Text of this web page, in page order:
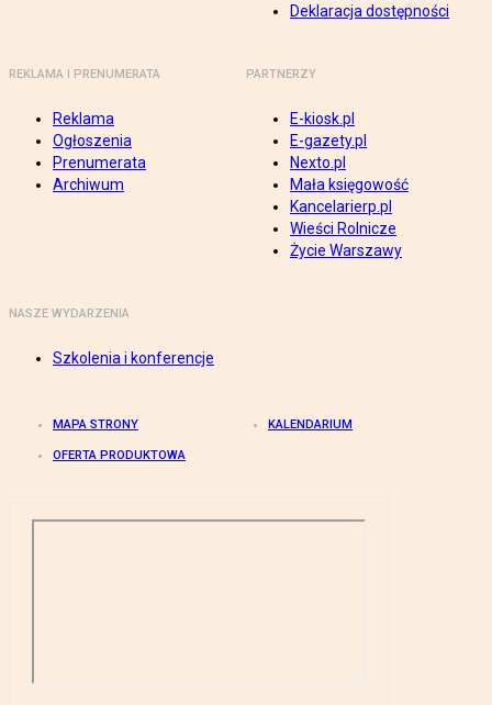
Deklaracja dostępności
REKLAMA I PRENUMERATA
Reklama
Ogłoszenia
Prenumerata
Archiwum
PARTNERZY
E-kiosk.pl
E-gazety.pl
Nexto.pl
Mała księgowość
Kancelarierp.pl
Wieści Rolnicze
Życie Warszawy
NASZE WYDARZENIA
Szkolenia i konferencje
MAPA STRONY KALENDARIUM
OFERTA PRODUKTOWA